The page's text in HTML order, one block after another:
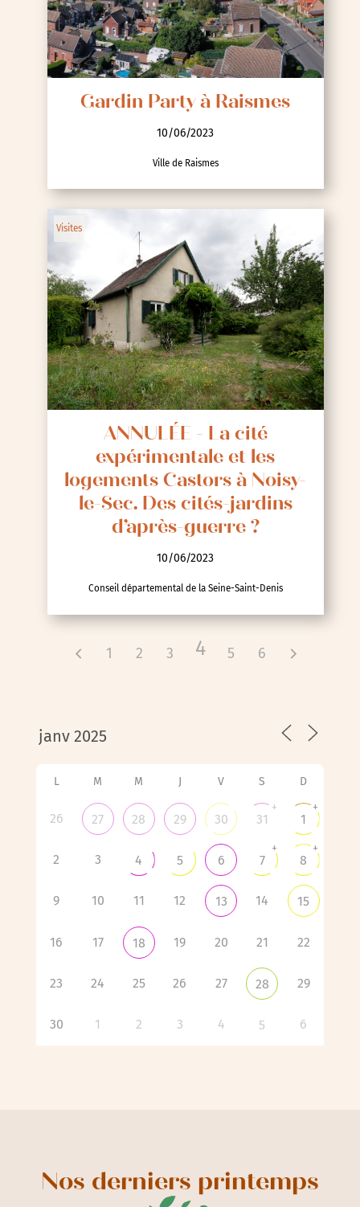
Gardin Party à Raismes
10/06/2023
Ville de Raismes
Visites
ANNULÉE - La cité
expérimentale et les
logements Castors à Noisy-
le-Sec. Des cités-jardins
d’après-guerre ?
10/06/2023
Conseil départemental de la Seine-Saint-Denis
1 2 3 4 5 6
L M M J V S D
26 27 28 29 30 31
+
1
+
2 3 4 5 6 7
+
8
+
9 10 11 12 13 14 15
16 17 18 19 20 21 22
23 24 25 26 27 28 29
30 1 2 3 4 5 6
Nos derniers printemps